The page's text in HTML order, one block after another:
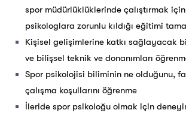
spor müdürlüklüklerinde çalıştırmak
psikologlara zorunlu kıldığı eğitimi
Kişisel gelişimlerine katkı sağlayacak
ve bilişsel teknik ve donanımları
Spor psikolojisi biliminin ne olduğunu,
çalışma koşullarını öğrenme
İleride spor psikoloğu olmak için